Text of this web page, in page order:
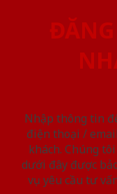
Nhập thông tin
điện thoại /
khách. Chúng
dưới đây được
vụ yêu cầu tư